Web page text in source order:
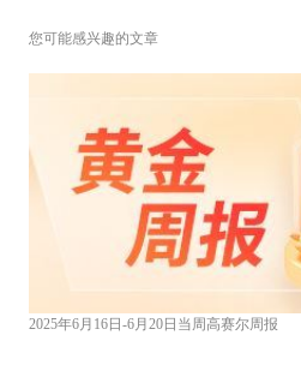
您可能感兴趣的文章
2025年6月16日-6月20日当周高赛尔周报